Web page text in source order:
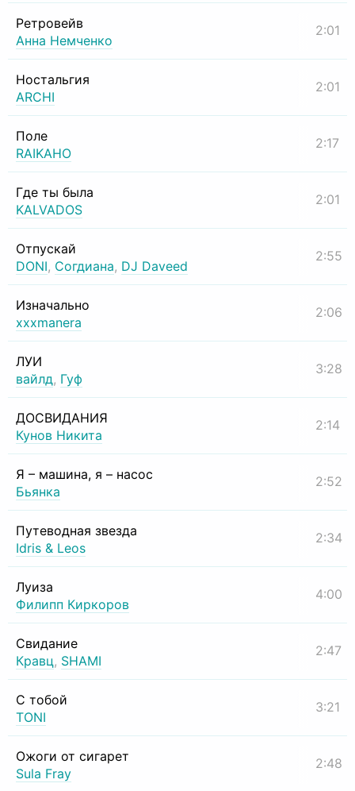
Ретровейв
Анна Немченко
2:01
Ностальгия
ARCHI
2:01
Поле
RAIKAHO
2:17
Где ты была
KALVADOS
2:01
Отпускай
DONI, Согдиана, DJ Daveed
2:55
Изначально
xxxmanera
2:06
ЛУИ
вайлд, Гуф
3:28
ДОСВИДАНИЯ
Кунов Никита
2:14
Я – машина, я – насос
Бьянка
2:52
Путеводная звезда
Idris & Leos
2:34
Луиза
Филипп Киркоров
4:00
Свидание
Кравц, SHAMI
2:47
С тобой
TONI
3:21
Ожоги от сигарет
Sula Fray
2:48